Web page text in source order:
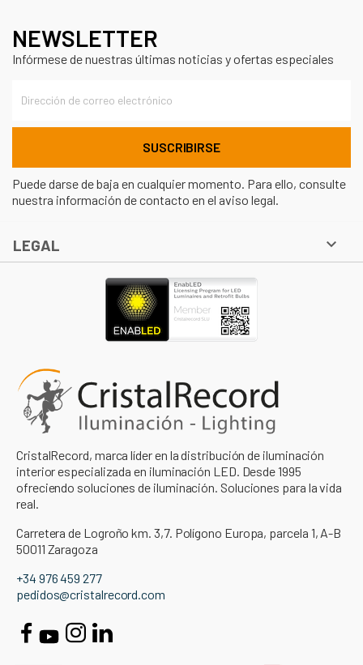
NEWSLETTER
Infórmese de nuestras últimas noticias y ofertas especiales
Puede darse de baja en cualquier momento. Para ello, consulte
nuestra información de contacto en el aviso legal.
LEGAL 
CristalRecord, marca líder en la distribución de iluminación
interior especializada en iluminación LED. Desde 1995
ofreciendo soluciones de iluminación. Soluciones para la vida
real.
Carretera de Logroño km. 3,7. Polígono Europa, parcela 1, A-B
50011 Zaragoza
+34 976 459 277
pedidos@cristalrecord.com